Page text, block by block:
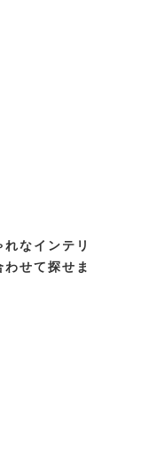
なインテリ
せて探せま